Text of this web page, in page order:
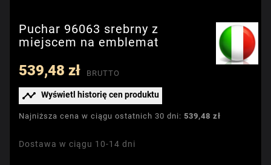
Puchar 96063 srebrny z
miejscem na emblemat
539,48 zł BRUTTO
 Wyświetl historię cen produktu
Najniższa cena w ciągu ostatnich 30 dni: 539,48 zł
Dostawa w ciągu 10-14 dni